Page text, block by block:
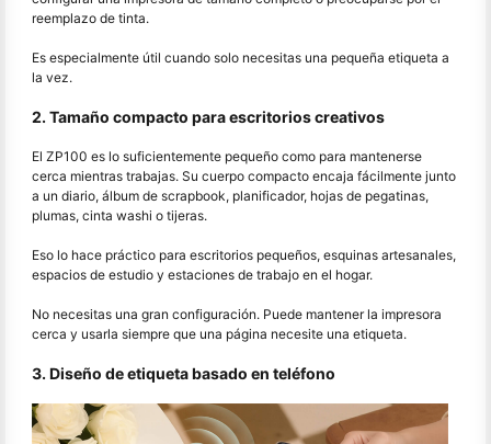
reemplazo de tinta.
Es especialmente útil cuando solo necesitas una pequeña etiqueta a
la vez.
2. Tamaño compacto para escritorios creativos
El ZP100 es lo suficientemente pequeño como para mantenerse
cerca mientras trabajas. Su cuerpo compacto encaja fácilmente junto
a un diario, álbum de scrapbook, planificador, hojas de pegatinas,
plumas, cinta washi o tijeras.
Eso lo hace práctico para escritorios pequeños, esquinas artesanales,
espacios de estudio y estaciones de trabajo en el hogar.
No necesitas una gran configuración. Puede mantener la impresora
cerca y usarla siempre que una página necesite una etiqueta.
3. Diseño de etiqueta basado en teléfono